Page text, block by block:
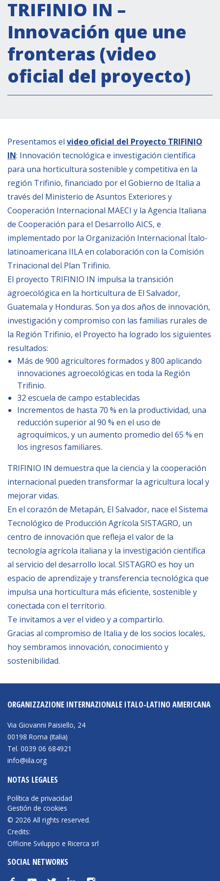
Secretaría Cultural
Secretaría Socioeconómica
Secretaría Técnico-científica
Forum Pymes
Conferencia Italia- América Latina y el Caribe
Partnership
COOPERACIÓN
Patrimonio cultural
Empoderamiento socio-económico
Justicia y Seguridad
EUROsociAL
EL PAcCTO
EUROFRONT
COPOLAD III
AL-INVEST Verde
MEDIOS
Fotos
Vídeos
Audios
Biblioteca
Publicaciones
OPORTUNIDADES
Convocatorias
Becas
Alta Formación
Para las empresas
Registro de proveedores
Contratos/Acuerdos/Grant
NEWSLETTER
TRIFINIO IN –
Innovación que une
fronteras (video
oficial del proyecto)
Presentamos el video oficial del Proyecto TRIFINIO
IN: Innovación tecnológica e investigación científica
para una horticultura sostenible y competitiva en la
región Trifinio, financiado por el Gobierno de Italia a
través del Ministerio de Asuntos Exteriores y
Cooperación Internacional MAECI y la Agencia Italiana
de Cooperación para el Desarrollo AICS, e
implementado por la Organización Internacional Ítalo-
latinoamericana IILA en colaboración con la Comisión
Trinacional del Plan Trifinio.
El proyecto TRIFINIO IN impulsa la transición
agroecológica en la horticultura de El Salvador,
Guatemala y Honduras. Son ya dos años de innovación,
investigación y compromiso con las familias rurales de
la Región Trifinio, el Proyecto ha logrado los siguientes
resultados:
Más de 900 agricultores formados y 800 aplicando
innovaciones agroecológicas en toda la Región
Trifinio.
32 escuela de campo establecidas
Incrementos de hasta 70 % en la productividad, una
reducción superior al 90 % en el uso de
agroquímicos, y un aumento promedio del 65 % en
los ingresos familiares.
TRIFINIO IN demuestra que la ciencia y la cooperación
internacional pueden transformar la agricultura local y
mejorar vidas.
En el corazón de Metapán, El Salvador, nace el Sistema
Tecnológico de Producción Agrícola SISTAGRO, un
centro de innovación que refleja el valor de la
tecnología agrícola italiana y la investigación científica
al servicio del desarrollo local. SISTAGRO es hoy un
espacio de aprendizaje y transferencia tecnológica que
impulsa una horticultura más eficiente, sostenible y
conectada con el territorio.
Te invitamos a ver el video y a compartirlo.
Gracias al compromiso de Italia y de los socios locales,
hoy sembramos innovación, conocimiento y
sostenibilidad.
ORGANIZZAZIONE INTERNAZIONALE ITALO-LATINO AMERICANA
Via Giovanni Paisiello, 24
00198 Roma (Italia)
Tel. 0039 06 684921
info@iila.org
NOTAS LEGALES
Política de privacidad
Gestión de cookies
© 2026 All rights reserved.
Credits:
Officine Sviluppo e Ricerca srl
SOCIAL NETWORKS